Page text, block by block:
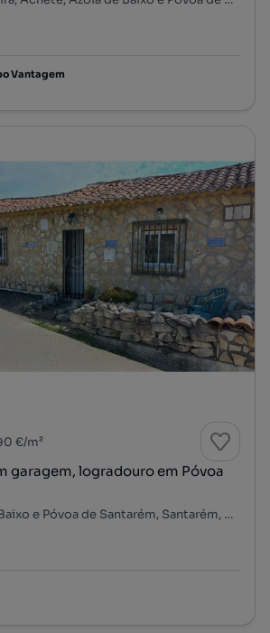
Vantagem
€/m²
garagem, logradouro em Póvoa
Achete, Azoia de Baixo e Póvoa de Santarém, Santarém, Santarém